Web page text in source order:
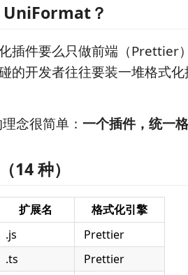
UniFormat？
插件要么只做前端（Prettier
的开发者往往要装一堆格式
念很简单： 一个插件，统一
14 种）
扩展名
格式化引擎
.js
Prettier
.ts
Prettier